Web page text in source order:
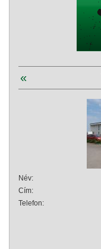
«
Név:
Cím:
Telefon: